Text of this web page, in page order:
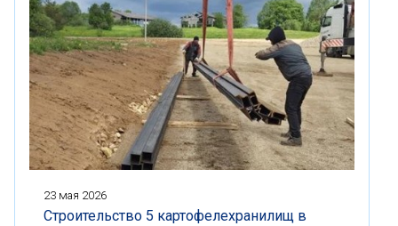
23 мая 2026
Строительство 5 картофелехранилищ в